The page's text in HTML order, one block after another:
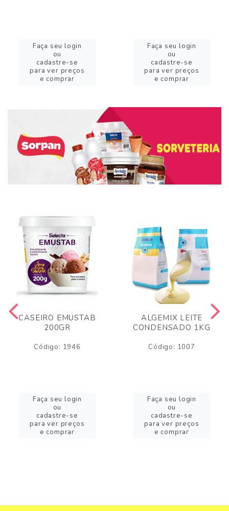
Faça seu login
ou
cadastre-se
para ver preços
e comprar
Faça seu login
ou
cadastre-se
para ver preços
e comprar
CASEIRO EMUSTAB
200GR
Código: 1946
Faça seu login
ou
cadastre-se
para ver preços
e comprar
ALGEMIX LEITE
CONDENSADO 1KG
Código: 1007
Faça seu login
ou
cadastre-se
para ver preços
e comprar